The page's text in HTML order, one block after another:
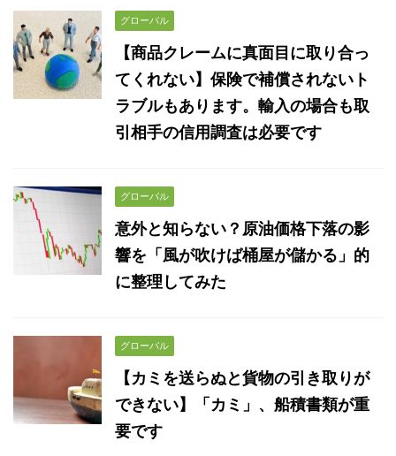
グローバル
【商品クレームに真面目に取り合っ
てくれない】保険で補償されないト
ラブルもあります。輸入の場合も取
引相手の信用調査は必要です
グローバル
意外と知らない？原油価格下落の影
響を「風が吹けば桶屋が儲かる」的
に整理してみた
グローバル
【カミを送らぬと貨物の引き取りが
できない】「カミ」、船積書類が重
要です